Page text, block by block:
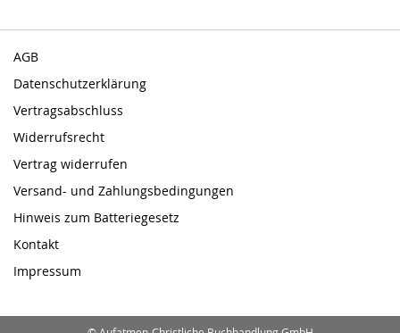
AGB
Datenschutzerklärung
Vertragsabschluss
Widerrufsrecht
Vertrag widerrufen
Versand- und Zahlungsbedingungen
Hinweis zum Batteriegesetz
Kontakt
Impressum